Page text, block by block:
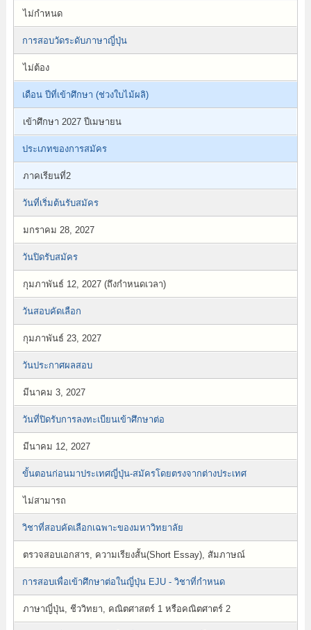
ไม่กำหนด
การสอบวัดระดับภาษาญี่ปุ่น
ไม่ต้อง
เดือน ปีที่เข้าศึกษา (ช่วงใบไม้ผลิ)
เข้าศึกษา 2027 ปีเมษายน
ประเภทของการสมัคร
ภาคเรียนที่2
วันที่เริ่มต้นรับสมัคร
มกราคม 28, 2027
วันปิดรับสมัคร
กุมภาพันธ์ 12, 2027 (ถึงกำหนดเวลา)
วันสอบคัดเลือก
กุมภาพันธ์ 23, 2027
วันประกาศผลสอบ
มีนาคม 3, 2027
วันที่ปิดรับการลงทะเบียนเข้าศึกษาต่อ
มีนาคม 12, 2027
ขั้นตอนก่อนมาประเทศญี่ปุ่น-สมัครโดยตรงจากต่างประเทศ
ไม่สามารถ
วิชาที่สอบคัดเลือกเฉพาะของมหาวิทยาลัย
ตรวจสอบเอกสาร, ความเรียงสั้น(Short Essay), สัมภาษณ์
การสอบเพื่อเข้าศึกษาต่อในญี่ปุ่น EJU - วิชาที่กำหนด
ภาษาญี่ปุ่น, ชีววิทยา, คณิตศาสตร์ 1 หรือคณิตศาตร์ 2